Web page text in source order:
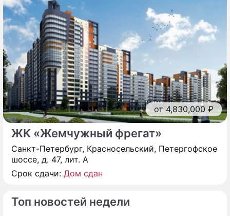
Топ новостей недели
от 4,830,000 ₽
ЖК «Жемчужный фрегат»
Санкт-Петербург, Красносельский, Петергофское
шоссе, д. 47, лит. А
Срок сдачи: Дом сдан